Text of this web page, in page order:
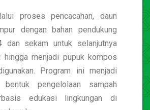
proses pencacahan, daun
dengan bahan pendukung
dan sekam untuk selanjutnya
hingga menjadi pupuk kompos
Program ini menjadi
pengelolaan sampah
edukasi lingkungan di